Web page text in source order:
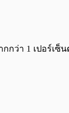
ว่า 1 เปอร์เซ็